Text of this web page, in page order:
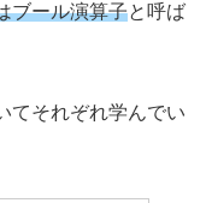
ブール演算子と呼ば
てそれぞれ学んでい